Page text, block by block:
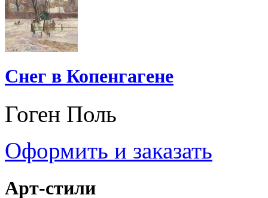
Снег в Копенгагене
Гоген Поль
Оформить и заказать
Арт-стили